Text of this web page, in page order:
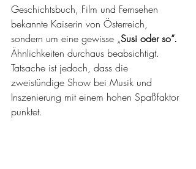
Geschichtsbuch, Film und Fernsehen
bekannte Kaiserin von Österreich,
sondern um eine gewisse „Susi oder so“.
Ähnlichkeiten durchaus beabsichtigt.
Tatsache ist jedoch, dass die
zweistündige Show bei Musik und
Inszenierung mit einem hohen Spaßfaktor
punktet.